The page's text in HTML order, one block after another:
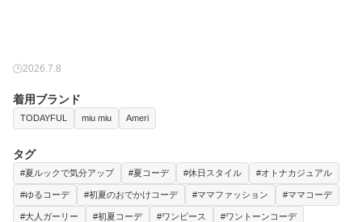
2026.7.8
着用ブランド
TODAYFUL miu miu Ameri
タグ
#夏ルックで気分アップ #夏コーデ #休日スタイル #オトナカジュアル
#ゆるコーデ #初夏のおでかけコーデ #ママファッション #ママコーデ
#大人ガーリー #初夏コーデ #ワンピース #ワントーンコーデ